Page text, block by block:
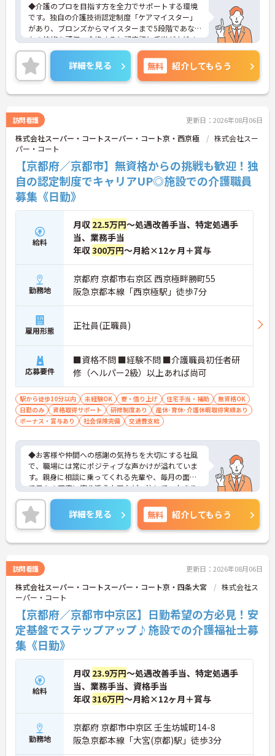
◆介護のプロを目指す方を全力でサポートする環境
です。独自の介護技術認定制度「ケアマイスター」
があり、ブロンズからマイスターまで5段階であな
たの技術を評価。合格すると認定証と手当が支給さ
れます。
◆スタッフ同士の繋がりを大切にするため「サンク
スバッジ」という素敵な制度を導入しています。ス
マホやパソコンから、部署や施設を超えた仲間に
「ありがとう」のバッジを送り合う仕組みで、毎月
些細なことでも感謝を伝え合い、認め合えるため、
風通しが良くとてもあたたかい雰囲気の職場です。
また、「もっとこうしたら良くなるかも！」という
現場の小さなアイデアを大切にしており、入社1日
目から誰でもいくつでも提案できる「フジキャタ提
案」制度があり、毎月役員がすべての提案に目を通
します。自分の気づきが実際のサービス向上につな
がるため、やりがいを持って仕事に取り組めます。
詳細を見る 無料 紹介してもらう
訪問看護 更新日：2026年08月06日
株式会社スーパー・コートスーパー・コート京・西京極
株式会社スー
パー・コート
【京都府／京都市】無資格からの挑戦も歓迎！独
自の認定制度でキャリアUP◎施設での介護職員
募集《日勤》
給料
月収 22.5万円～処遇改善手当、特定処遇手
当、業務手当
年収300万円～月給×12ヶ月＋賞与
勤務地
京都府 京都市右京区 西京極畔勝町55
阪急京都本線「西京極駅」徒歩7分
雇用形態 正社員(正職員)
応募要件
■資格不問 ■経験不問 ■介護職員初任者研
修（ヘルパー2級）以上あれば尚可
駅から徒歩10分以内 未経験OK 寮・借り上げ 住宅手当・補助
無資格OK
日勤のみ
資格取得サポート 研修制度あり
産休･育休･介護休暇取得実績あり
ボーナス・賞与あり
社会保険完備 交通費支給
◆お客様や仲間への感謝の気持ちを大切にする社風
で、職場には常にポジティブな声かけが溢れていま
す。親身に相談に乗ってくれる先輩や、毎月の面談
で日々の不安に寄り添う上司など、決して一人きり
にさせないフォロー体制が万全。心理的安全性が高
く、中途入社でも自然と馴染める職場です。
◆無資格からでもプロフェッショナルを目指せる
「資格取得支援制度」を完備しています。初任者研
修から国家資格である介護福祉士まで、現場での実
けて資格取得に挑戦できます。
◆法人独自の介護技術認定制度「ケアマイスター」
により、身につけたスキルを5段階でしっかり評価
し手当で還元。さらに「目標管理シート」を用いた
月1回の上司との面談があり、一人ひとりの不安や
目標に寄り添う手厚いフォロー体制が整っていま
す。
詳細を見る 無料 紹介してもらう
訪問看護 更新日：2026年08月06日
株式会社スーパー・コートスーパー・コート京・四条大宮
株式会社ス
ーパー・コート
【京都府／京都市中京区】日勤希望の方必見！安
定基盤でステップアップ♪施設での介護福祉士募
集《日勤》
給料
月収 23.9万円～処遇改善手当、特定処遇手
当、業務手当、資格手当
年収316万円～月給×12ヶ月＋賞与
勤務地
京都府 京都市中京区 壬生坊城町14-8
阪急京都本線「大宮(京都)駅」徒歩3分